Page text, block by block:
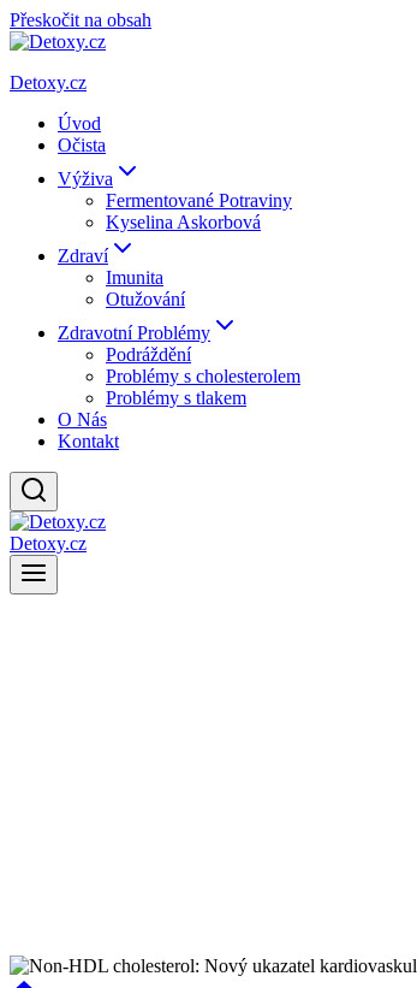
Přeskočit na obsah
Detoxy.cz
Úvod
Očista
Výživa
Fermentované Potraviny
Kyselina Askorbová
Zdraví
Imunita
Otužování
Zdravotní Problémy
Podráždění
Problémy s cholesterolem
Problémy s tlakem
O Nás
Kontakt
Detoxy.cz